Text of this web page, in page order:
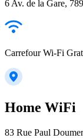
6 Av. de la Gare,
Carrefour Wi-Fi
Home WiFi
83 Rue Paul